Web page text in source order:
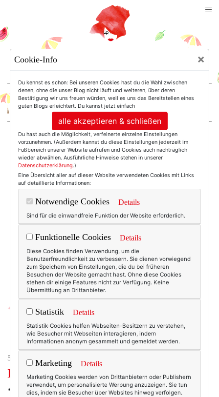
For Women. Not Girls.
Einträge mit dem
Tag: Sister Magazine
50+ LIFESTYLE
Dienstagsschnipsel.
* Es gibt eine neue Manomama-Kollektion.
Cookie-Info ×
Du kennst es schon: Bei unseren Cookies hast du die Wahl zwischen
denen, ohne die unser Blog nicht läuft und weiteren, über deren
Bestätigung wir uns freuen würden, weil es uns das Bereitstellen eines
guten Blogs erleichtert. Du kannst jetzt einfach
alle akzeptieren & schließen
Du hast auch die Möglichkeit, verfeinerte einzelne Einstellungen
vorzunehmen. (Außerdem kannst du diese Einstellungen jederzeit im
Fußbereich unserer Website aufrufen und Cookies auch nachträglich
wieder abwählen. Ausführliche Hinweise stehen in unserer
Datenschutzerklärung.)
Eine Übersicht aller auf dieser Website verwendeten Cookies mit Links
auf detaillierte Informationen:
Notwendige Cookies Details
Sind für die einwandfreie Funktion der Website erforderlich.
Funktionelle Cookies Details
Diese Cookies finden Verwendung, um die
Benutzerfreundlichkeit zu verbessern. Sie dienen vorwiegend
zum Speichern von Einstellungen, die du bei früheren
Besuchen der Website gemacht hast. Ohne diese Cookies
stehen dir einige Features nicht zur Verfügung. Keine
Übermittlung an Drittanbieter.
Statistik Details
Statistik-Cookies helfen Webseiten-Besitzern zu verstehen,
wie Besucher mit Webseiten interagieren, indem
Informationen anonym gesammelt und gemeldet werden.
Marketing Details
Marketing Cookies werden von Drittanbietern oder Publishern
verwendet, um personalisierte Werbung anzuzeigen. Sie tun
dies, indem sie Besucher über Websites hinweg verfolgen.